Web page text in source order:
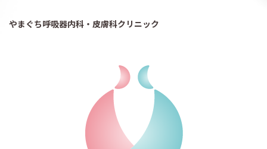
やまぐち呼吸器内科・皮膚科クリニック